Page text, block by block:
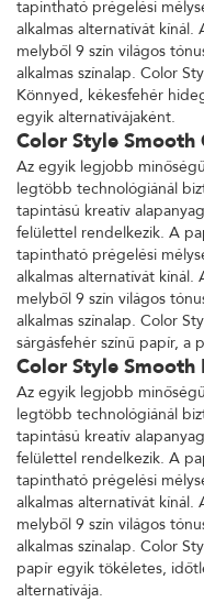
tapintható prégelési
alkalmas alternatívát
melyből 9 szín világos
alkalmas színalap. Color
Könnyed, kékesfehér
egyik alternatívájaként.
Color Style Smooth
Az egyik legjobb
legtöbb technológiánál
tapintású kreatív
felülettel rendelkezik. A
tapintható prégelési
alkalmas alternatívát
melyből 9 szín világos
alkalmas színalap. Color
sárgásfehér színű papír, a
Color Style Smooth
Az egyik legjobb
legtöbb technológiánál
tapintású kreatív
felülettel rendelkezik. A
tapintható prégelési
alkalmas alternatívát
melyből 9 szín világos
alkalmas színalap. Color
papír egyik tökéletes,
alternatívája.